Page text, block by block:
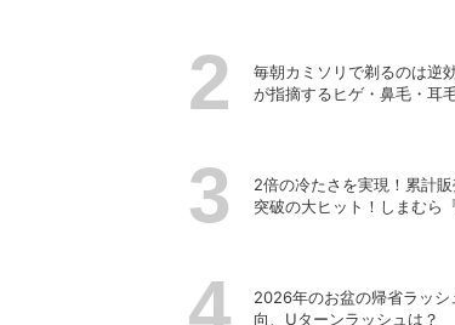
毎朝カミソリで剃るのは逆
が指摘するヒゲ・鼻毛・耳
2倍の冷たさを実現！累計
突破の大ヒット！しまむら
2026年のお盆の帰省ラッシ
向、Uターンラッシュは？